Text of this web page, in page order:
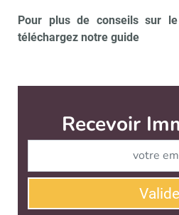
Pour plus de conseils sur
téléchargez notre guide
Recevoir